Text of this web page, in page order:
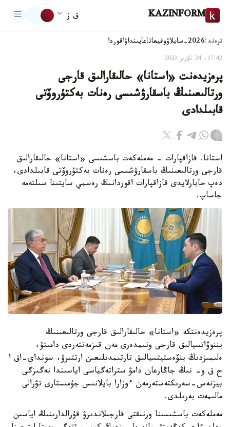
KAZINFORM ق ز
ترەند:2026-سايلاۋ وقيعاتاعايىنداۋاقوردا
17:42, 24 ناۋرىز 2023
پرەزيدەنت «استانا» حالىقارالىق قارجى
ورتالىعىنىڭ باسقارۋشىسى رەنات بەكتۇروۆتى
قابىلدادى
استانا. قازاقپارات - مەملەكەت باسشىسى «استانا» حالىقارالىق
قارجى ورتالىعىنىڭ باسقارۋشىسى رەنات بەكتۇروۆتى قابىلدادى،
دەپ حابارلايدى قازاقپارات اقوردانىڭ رەسمي سايتىنا سىلتەمە
جاساپ.
پرەزيدەنتكە «استانا» حالىقارالىق قارجى ورتالىعىنىڭ
يننوۆاتسيالىق قارجى ونىمدەرى مەن قىزمەتتەردى دامىتۋ،
ەلىمىزدىڭ ينۆەستيتسيالىق تارتىمدىلىعىن ارتتىرۋ، سونداي-اق ا
ح ق و- نىڭ جاڭارعان دامۋ ستراتەگياسى اياسىندا نەگىزگى
بيزنەس-سەرىكتەستەرمەن ءوزارا بايلانىس جۇمىستارى تۋرالى
مالىمەت بەرىلدى.
مەملەكەت باسشىسىنا ورنىقتى قارجىلاندىرۋ قۇرالدارىنىڭ اياسىن